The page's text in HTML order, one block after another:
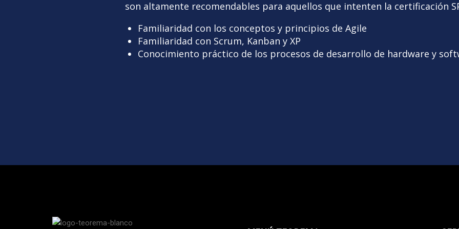
son altamente recomendables para aquellos que intenten la certificación
Familiaridad con los conceptos y principios de Agile
Familiaridad con Scrum, Kanban y XP
Conocimiento práctico de los procesos de desarrollo de hardware y